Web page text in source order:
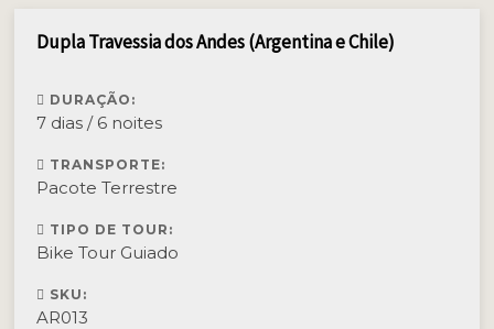
Dupla Travessia dos Andes (Argentina e Chile)
DURAÇÃO:
7 dias / 6 noites
TRANSPORTE:
Pacote Terrestre
TIPO DE TOUR:
Bike Tour Guiado
SKU:
AR013